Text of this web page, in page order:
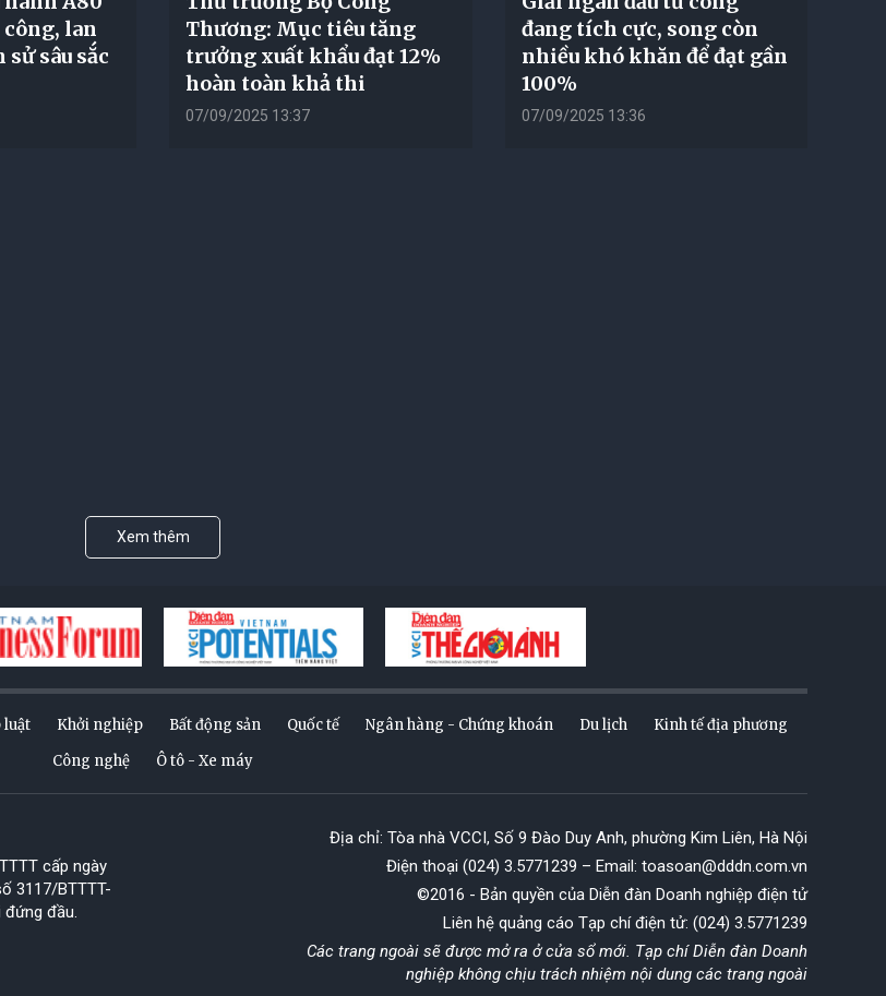
lan
sâu sắc
Thương: Mục tiêu tăng
trưởng xuất khẩu đạt 12%
hoàn toàn khả thi
07/09/2025 13:37
đang tích cực, song còn
nhiều khó khăn để đạt gần
100%
07/09/2025 13:36
Xem thêm
luật Khởi nghiệp Bất động sản Quốc tế Ngân hàng - Chứng khoán Du lịch
Kinh tế địa phương
Công nghệ
Ô tô - Xe máy
cấp ngày
3117/BTTTT-
đầu.
Địa chỉ: Tòa nhà VCCI, Số 9 Đào Duy Anh, phường Kim Liên, Hà Nội
Điện thoại (024) 3.5771239 – Email: toasoan@dddn.com.vn
©2016 - Bản quyền của Diễn đàn Doanh nghiệp điện tử
Liên hệ quảng cáo Tạp chí điện tử: (024) 3.5771239
Các trang ngoài sẽ được mở ra ở cửa sổ mới. Tạp chí Diễn đàn Doanh
nghiệp không chịu trách nhiệm nội dung các trang ngoài